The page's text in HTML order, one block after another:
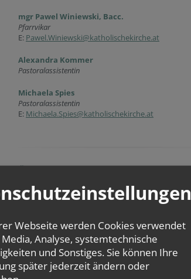
mgr Pawel Winiewski, Bacc.
Pfarrvikar
E: Pawel.Winiewski@katholischekirche.at
Alexandra Kommer
Pastoralassistentin
Michaela Spies
Pastoralassistentin
E: Michaela.Spies@katholischekirche.at
Öffnungszeiten des Pfarrbüros:
Öffnungszeiten derKirche:
Webseite werden Cookies verwendet
Analyse, systemtechnische
und Sonstiges. Sie können Ihre
später jederzeit ändern oder